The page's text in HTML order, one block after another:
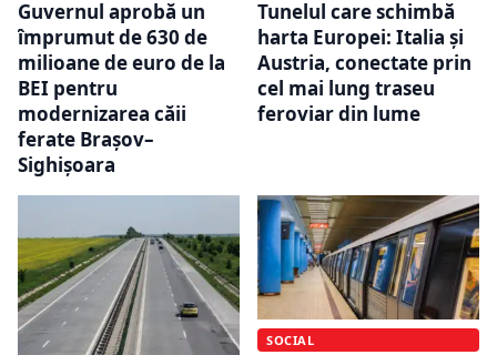
Guvernul aprobă un
împrumut de 630 de
milioane de euro de la
BEI pentru
modernizarea căii
ferate Brașov–
Sighișoara
Tunelul care schimbă
harta Europei: Italia și
Austria, conectate prin
cel mai lung traseu
feroviar din lume
SOCIAL